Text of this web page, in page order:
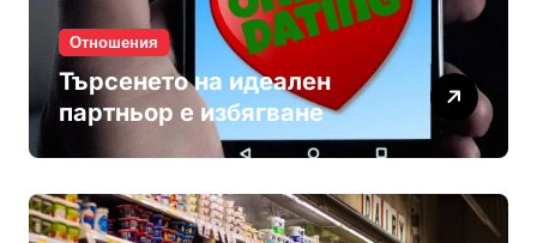
Отношения
Търсенето на идеален
партньор е избягване